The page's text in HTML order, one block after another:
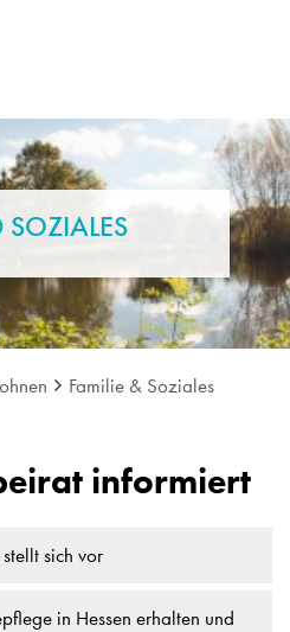
Familie & Soziales
informiert
sich vor
in Hessen erhalten und